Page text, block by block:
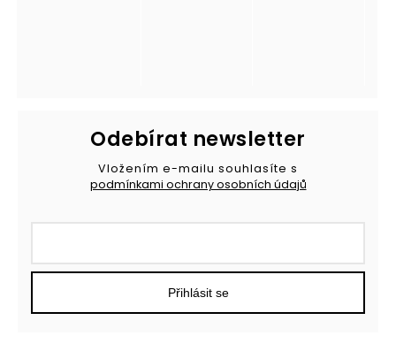
Odebírat newsletter
Vložením e-mailu souhlasíte s
podmínkami ochrany osobních údajů
Přihlásit se